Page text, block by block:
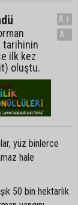
tarihinin
ilk kez
oluştu.
A+
A-
yüz binlerce
hale
50 bin hektarlık